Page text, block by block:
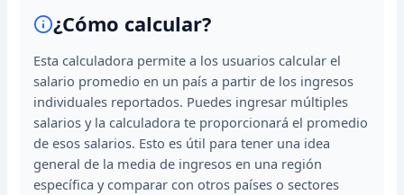
¿Cómo calcular?
Esta calculadora permite a los usuarios calcular el
salario promedio en un país a partir de los ingresos
individuales reportados. Puedes ingresar múltiples
salarios y la calculadora te proporcionará el promedio
de esos salarios. Esto es útil para tener una idea
general de la media de ingresos en una región
específica y comparar con otros países o sectores